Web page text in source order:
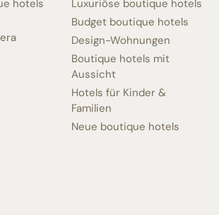
hotels
Luxuriöse boutique hotels
Budget boutique hotels
Design-Wohnungen
Boutique hotels mit
Aussicht
Hotels für Kinder &
Familien
Neue boutique hotels